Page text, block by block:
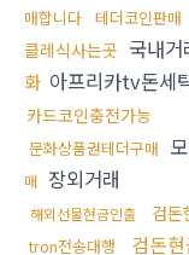
매합니다 테더코인판매
클레식사는곳 국내
화 아프리카tv돈세
카드코인충전가능
문화상품권테더구매
매 장외거래
해외선물현금인출 검돈
tron전송대행 검돈